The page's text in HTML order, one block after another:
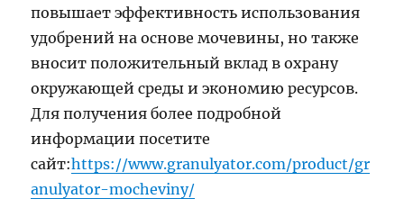
повышает эффективность использования
удобрений на основе мочевины, но также
вносит положительный вклад в охрану
окружающей среды и экономию ресурсов.
Для получения более подробной
информации посетите
сайт:https://www.granulyator.com/product/gr
anulyator-mocheviny/